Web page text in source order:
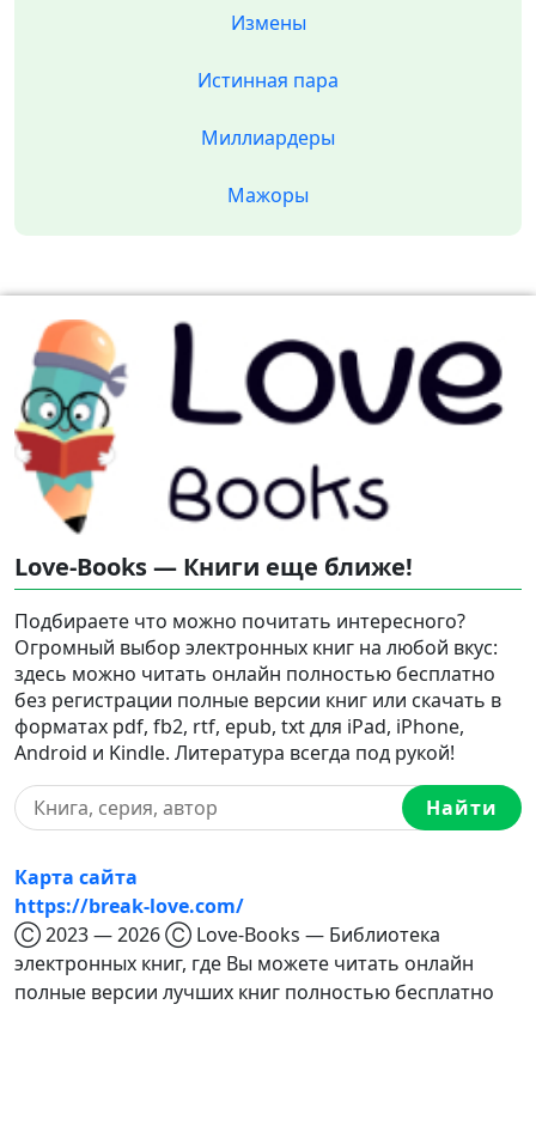
Измены
Истинная пара
Миллиардеры
Мажоры
Love-Books — Книги еще ближе!
Подбираете что можно почитать интересного?
Огромный выбор электронных книг на любой вкус:
здесь можно читать онлайн полностью бесплатно
без регистрации полные версии книг или скачать в
форматах pdf, fb2, rtf, epub, txt для iPad, iPhone,
Android и Kindle. Литература всегда под рукой!
Найти
Карта сайта
https://break-love.com/
Ⓒ 2023 — 2026 Ⓒ Love-Books — Библиотека
электронных книг, где Вы можете читать онлайн
полные версии лучших книг полностью бесплатно